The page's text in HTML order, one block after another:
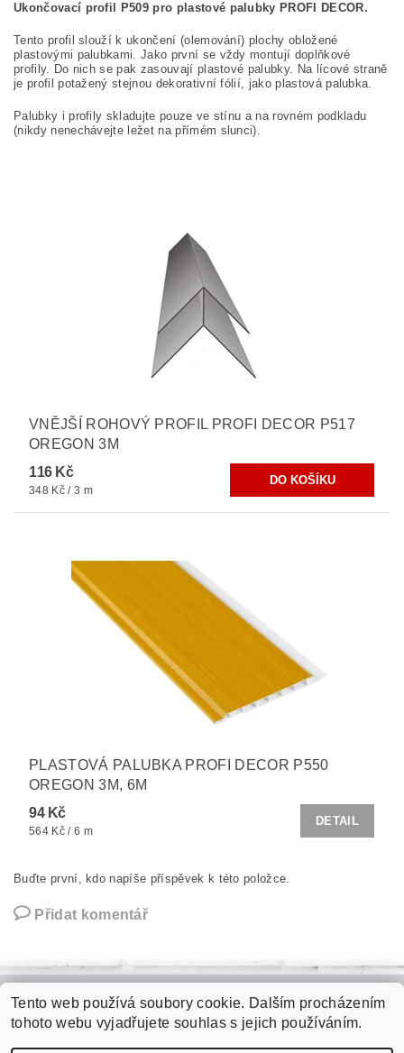
Ukončovací profil P509 pro plastové palubky PROFI DECOR.
Tento profil slouží k ukončení (olemování) plochy obložené
plastovými palubkami. Jako první se vždy montují doplňkové
profily. Do nich se pak zasouvají plastové palubky. Na lícové straně
je profil potažený stejnou dekorativní fólií, jako plastová palubka.
Palubky i profily skladujte pouze ve stínu a na rovném podkladu
(nikdy nenechávejte ležet na přímém slunci).
VNĚJŠÍ ROHOVÝ PROFIL PROFI DECOR P517
OREGON 3M
116 Kč
348 Kč / 3 m
PLASTOVÁ PALUBKA PROFI DECOR P550
OREGON 3M, 6M
94 Kč
564 Kč / 6 m
DETAIL
Buďte první, kdo napíše příspěvek k této položce.
Přidat komentář
Zámková dlažba | Plastové palubky | Kari sítě | Jímky na vodu
Fasádní polystyren | Roxory | Tepelné izolace
Tento web používá soubory cookie. Dalším procházením
tohoto webu vyjadřujete souhlas s jejich používáním.